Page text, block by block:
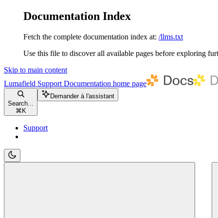
Documentation Index
Fetch the complete documentation index at: /llms.txt
Use this file to discover all available pages before exploring
Skip to main content
Lumafield Support Documentation home page
Search...
⌘ K
Demander à l'assistant
Support